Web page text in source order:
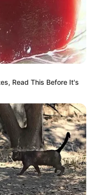
Read This Before It's